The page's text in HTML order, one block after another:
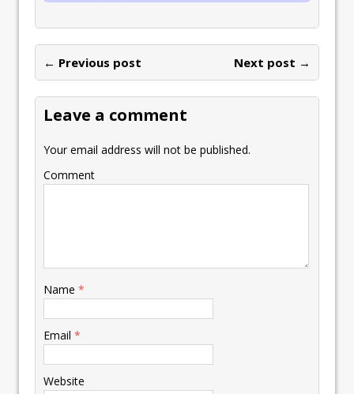
← Previous post Next post →
Leave a comment
Your email address will not be published.
Comment
Name *
Email *
Website